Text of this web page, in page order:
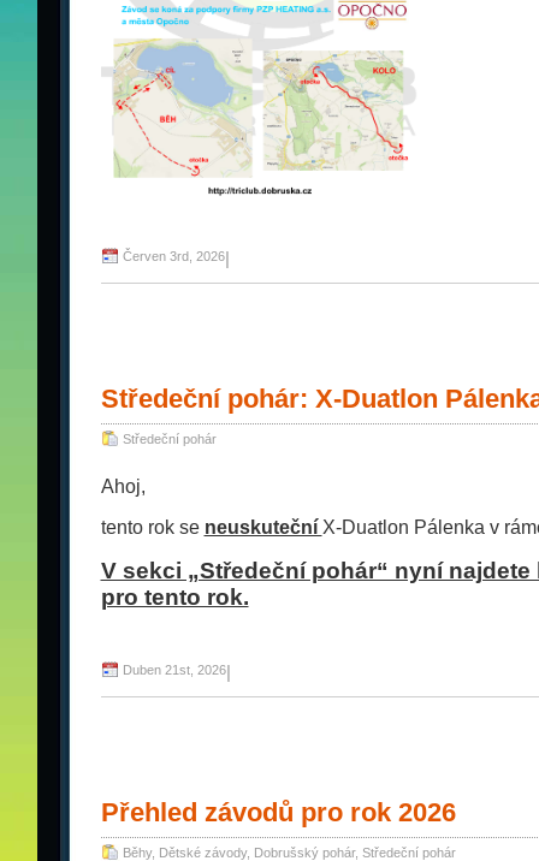
Červen 3rd, 2026|
Středeční pohár: X-Duatlon
Středeční pohár
Ahoj,
tento rok se neuskuteční X-Duatlon Pálenka v
V sekci „Středeční pohár“ nyní
pro tento rok.
Duben 21st, 2026|
Přehled závodů pro rok 2026
Běhy, Dětské závody, Dobrušský pohár, Středeční pohár